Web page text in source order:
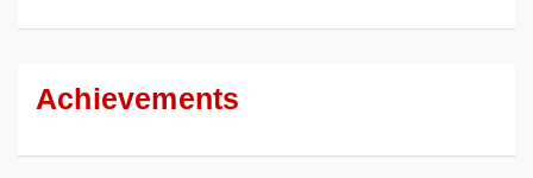
Achievements